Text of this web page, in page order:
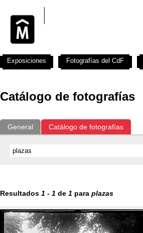
Catálogo de fotografías
General Catálogo de fotografías
Resultados 1 - 1 de 1 para plazas
Exposiciones Fotografías del CdF